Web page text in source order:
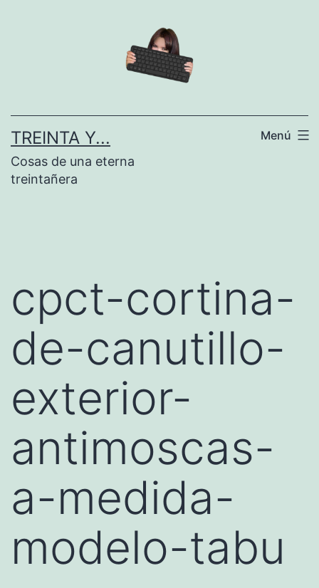
TREINTA Y...
Cosas de una eterna
treintañera
Menú
cpct-cortina-
de-canutillo-
exterior-
antimoscas-
a-medida-
modelo-tabu